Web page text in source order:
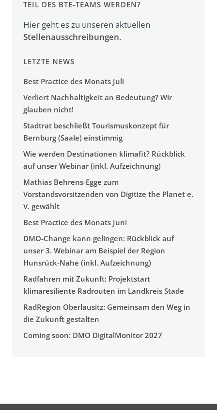
TEIL DES BTE-TEAMS WERDEN?
Hier geht es zu unseren aktuellen
Stellenausschreibungen.
LETZTE NEWS
Best Practice des Monats Juli
Verliert Nachhaltigkeit an Bedeutung? Wir
glauben nicht!
Stadtrat beschließt Tourismuskonzept für
Bernburg (Saale) einstimmig
Wie werden Destinationen klimafit? Rückblick
auf unser Webinar (inkl. Aufzeichnung)
Mathias Behrens-Egge zum
Vorstandsvorsitzenden von Digitize the Planet e.
V. gewählt
Best Practice des Monats Juni
DMO-Change kann gelingen: Rückblick auf
unser 3. Webinar am Beispiel der Region
Hunsrück-Nahe (inkl. Aufzeichnung)
Radfahren mit Zukunft: Projektstart
klimaresiliente Radrouten im Landkreis Stade
RadRegion Oberlausitz: Gemeinsam den Weg in
die Zukunft gestalten
Coming soon: DMO DigitalMonitor 2027